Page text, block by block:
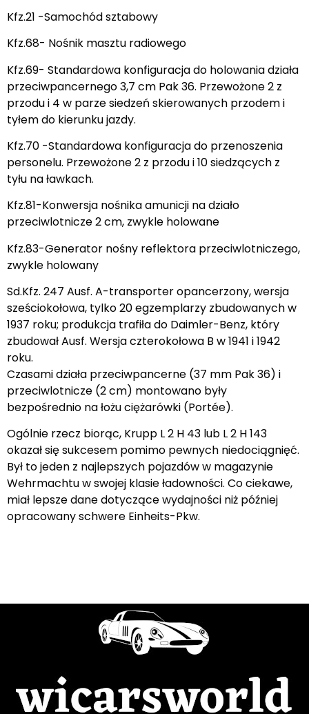
Kfz.21 -Samochód sztabowy
Kfz.68- Nośnik masztu radiowego
Kfz.69- Standardowa konfiguracja do holowania działa
przeciwpancernego 3,7 cm Pak 36. Przewożone 2 z
przodu i 4 w parze siedzeń skierowanych przodem i
tyłem do kierunku jazdy.
Kfz.70 -Standardowa konfiguracja do przenoszenia
personelu. Przewożone 2 z przodu i 10 siedzących z
tyłu na ławkach.
Kfz.81-Konwersja nośnika amunicji na działo
przeciwlotnicze 2 cm, zwykle holowane
Kfz.83-Generator nośny reflektora przeciwlotniczego,
zwykle holowany
Sd.Kfz. 247 Ausf. A-transporter opancerzony, wersja
sześciokołowa, tylko 20 egzemplarzy zbudowanych w
1937 roku; produkcja trafiła do Daimler-Benz, który
zbudował Ausf. Wersja czterokołowa B w 1941 i 1942
roku.
Czasami działa przeciwpancerne (37 mm Pak 36) i
przeciwlotnicze (2 cm) montowano były
bezpośrednio na łożu ciężarówki (Portée).
Ogólnie rzecz biorąc, Krupp L 2 H 43 lub L 2 H 143
okazał się sukcesem pomimo pewnych niedociągnięć.
Był to jeden z najlepszych pojazdów w magazynie
Wehrmachtu w swojej klasie ładowności. Co ciekawe,
miał lepsze dane dotyczące wydajności niż później
opracowany schwere Einheits-Pkw.